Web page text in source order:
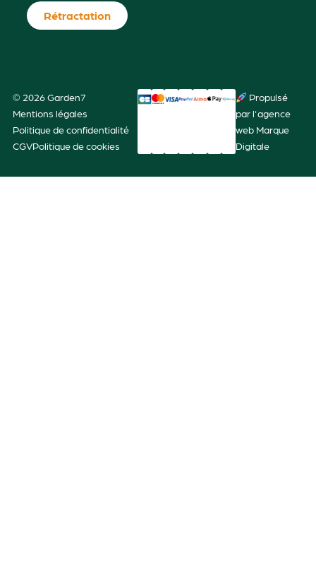
Rétractation
© 2026 Garden7
Mentions légales
Politique de confidentialité
CGVPolitique de cookies
Propulsé
par l'agence
web Marque
Digitale